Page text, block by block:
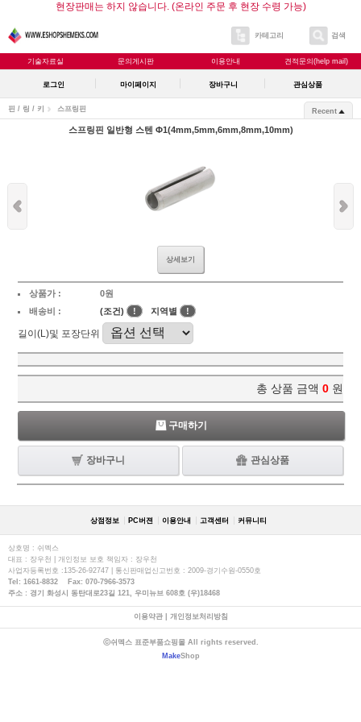
현장판매는 하지 않습니다. (온라인 주문 후 현장 수령 가능)
카테고리 검색
기술자료실 문의게시판 이용안내 견적문의(help mail)
로그인 마이페이지 장바구니 관심상품
핀 / 링 / 키 스프링핀 Recent
스프링핀 일반형 스텐 Φ1(4mm,5mm,6mm,8mm,10mm)
상세보기
상품가 :
0원
배송비 :
(조건) ! 지역별 !
길이(L)및 포장단위
총 상품 금액 0 원
구매하기
장바구니 관심상품
상점정보 PC버젼 이용안내 고객센터 커뮤니티
상호명 : 쉬멕스
대표 : 장우천 | 개인정보 보호 책임자 : 장우천
사업자등록번호 :135-26-92747 | 통신판매업신고번호 : 2009-경기수원-0550호
Tel: 1661-8832 Fax: 070-7966-3573
주소 : 경기 화성시 동탄대로23길 121, 우미뉴브 608호 (우)18468
이용약관| 개인정보처리방침
ⓒ쉬멕스 표준부품쇼핑몰 All rights reserved.
MakeShop